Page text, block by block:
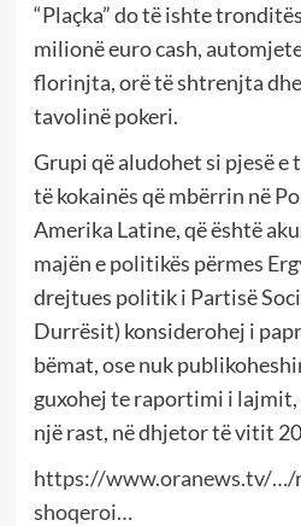
“Plaçka” do të ishte
milionë euro cash,
florinjta, orë të shtrenjta
tavolinë pokeri.
Grupi që aludohet si pjesë
të kokainës që mbërrin në
Amerika Latine, që është
majën e politikës përmes
drejtues politik i Partisë
Durrësit) konsiderohej i
bëmat, ose nuk
guxohej te raportimi i lajmit,
një rast, në dhjetor të vitit
https://www.oranews.tv/…/
shoqeroi…